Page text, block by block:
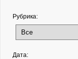
Рубрика:
Дата: